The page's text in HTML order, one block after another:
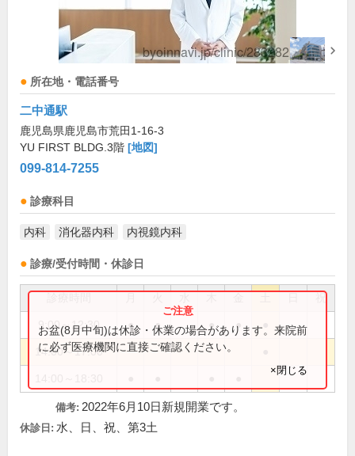
所在地・電話番号
二中通駅
鹿児島県鹿児島市荒田1-16-3
YU FIRST BLDG.3階 [地図]
099-814-7255
診療科目
内科 消化器内科 内視鏡内科
診療/受付時間・休診日
祝
9:00～12:30 ● ● ● ●
14:00～17:00
お盆(8月中旬)は休診・休業の場合があります。来院前
に必ず医療機関に直接ご確認ください。
×閉じる
備考: 2022年6月10日新規開業です。
休診日: 水、日、祝、第3土